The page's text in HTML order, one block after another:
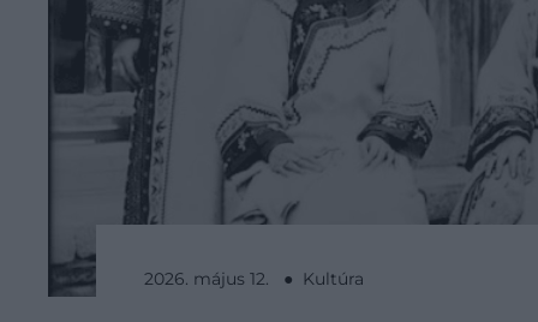
2026. május 12. ● Kultúra